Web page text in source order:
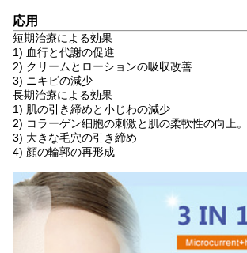
応用
短期治療による効果
1) 血行と代謝の促進
2) クリームとローションの吸収改善
3) ニキビの減少
長期治療による効果
1) 肌の引き締めと小じわの減少
2) コラーゲン細胞の刺激と肌の柔軟性の向上。
3) 大きな毛穴の引き締め
4) 顔の輪郭の再形成